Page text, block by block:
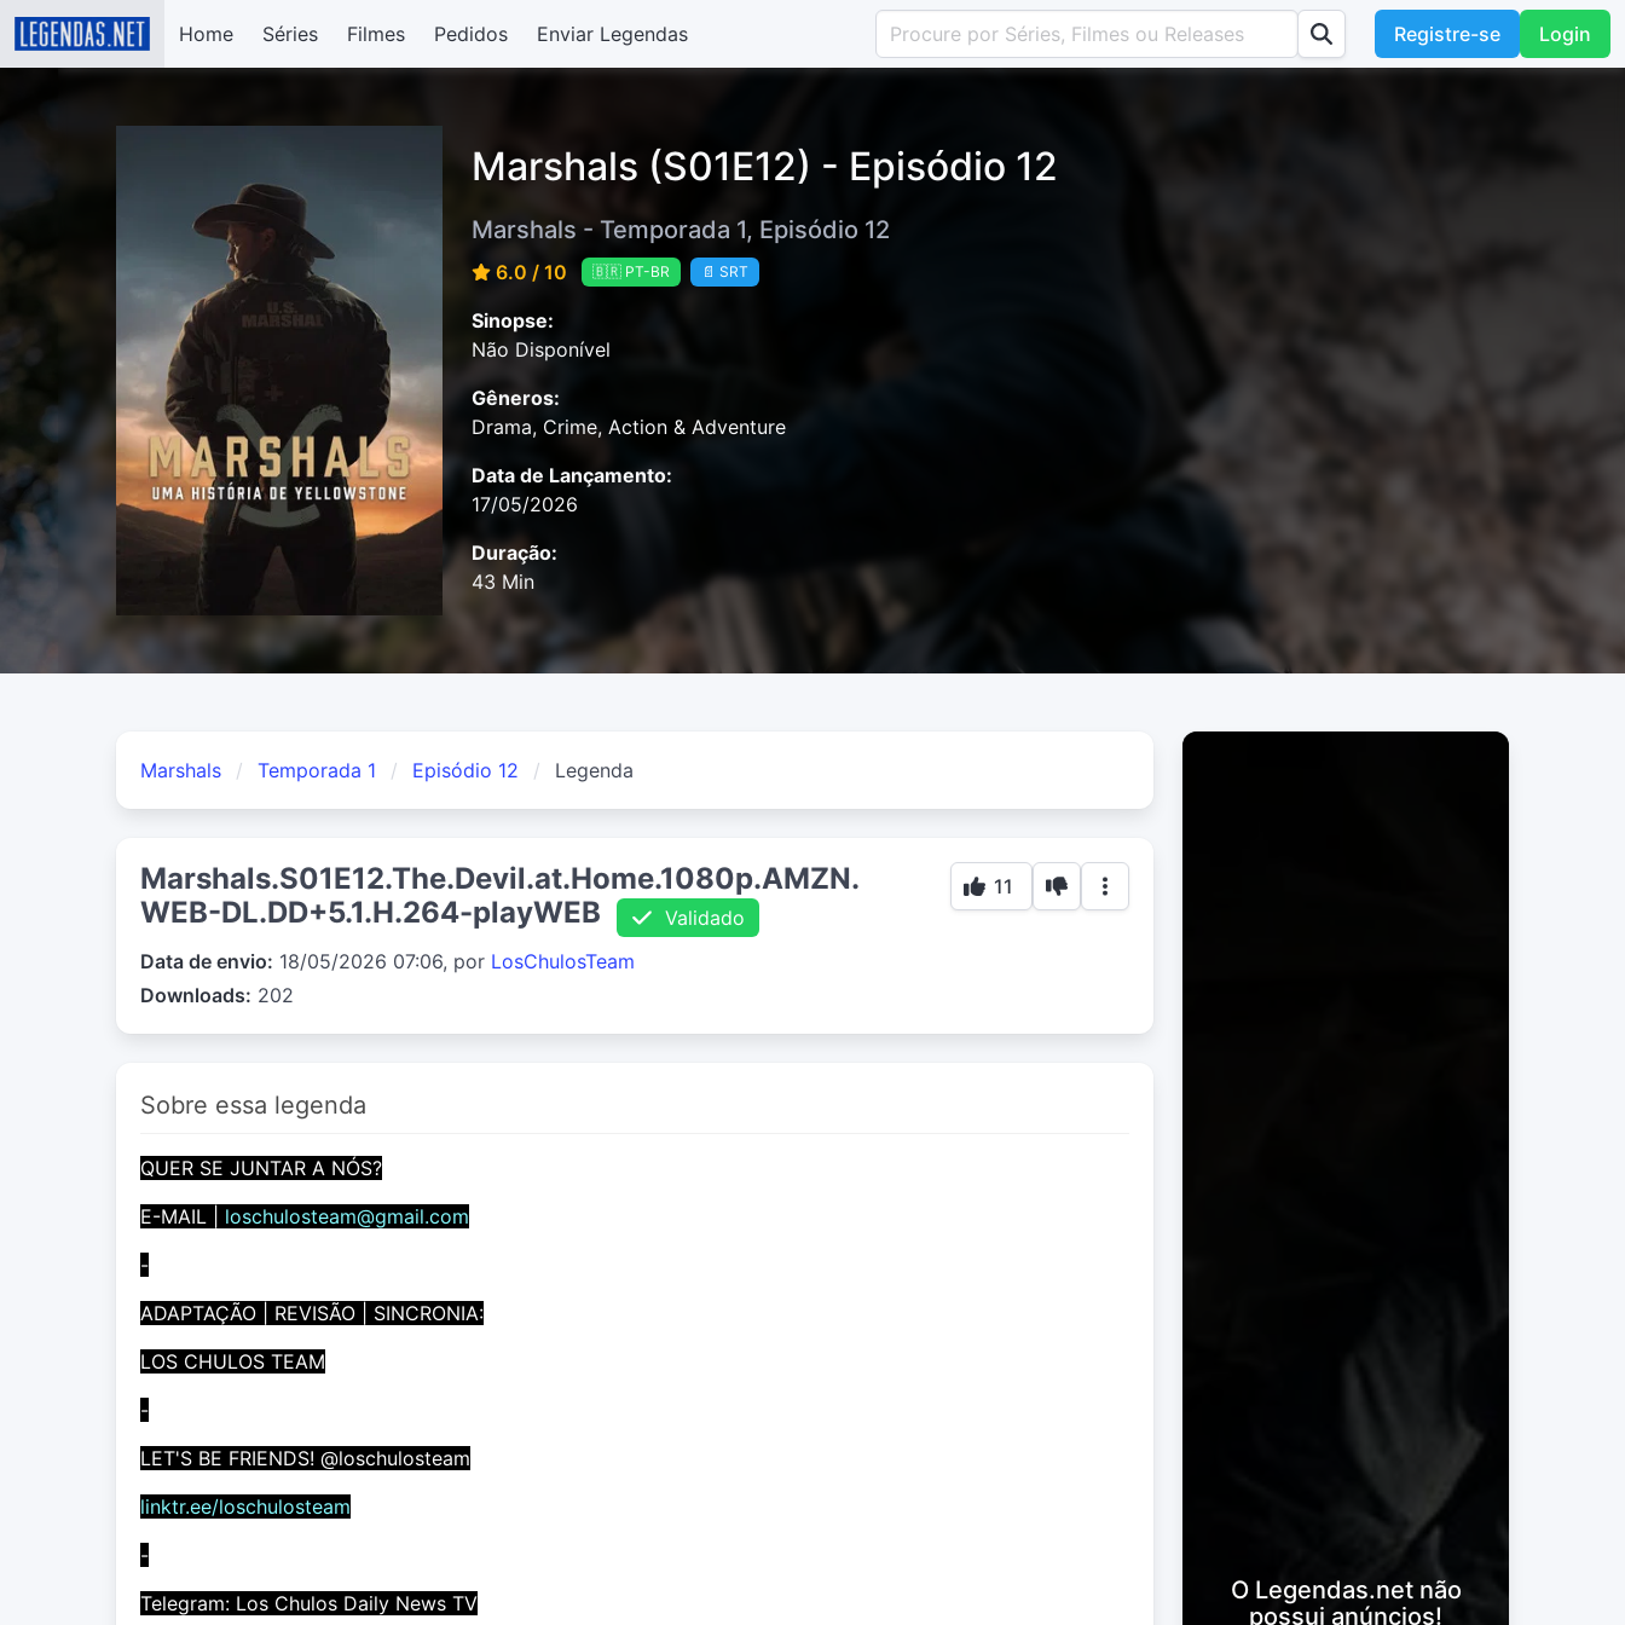
Home Séries Filmes Pedidos Enviar Legendas Registre-se Login
Marshals (S01E12) - Episódio 12
Marshals - Temporada 1, Episódio 12
6.0 / 10 🇧🇷 PT-BR 📄 SRT
Sinopse:
Não Disponível
Gêneros:
Drama, Crime, Action & Adventure
Data de Lançamento:
17/05/2026
Duração:
43 Min
Marshals Temporada 1 Episódio 12 Legenda
Marshals.S01E12.The.Devil.at.Home.1080p.AMZN.
WEB-DL.DD+5.1.H.264-playWEB
Validado
Data de envio: 18/05/2026 07:06, por LosChulosTeam
Downloads: 202
11
Sobre essa legenda
QUER SE JUNTAR A NÓS?
E-MAIL |
loschulosteam@gmail.com
-
ADAPTAÇÃO | REVISÃO | SINCRONIA:
LOS CHULOS TEAM
-
LET'S BE FRIENDS! @loschulosteam
linktr.ee/loschulosteam
-
Telegram: Los Chulos Daily News TV
O Legendas.net não
possui anúncios!